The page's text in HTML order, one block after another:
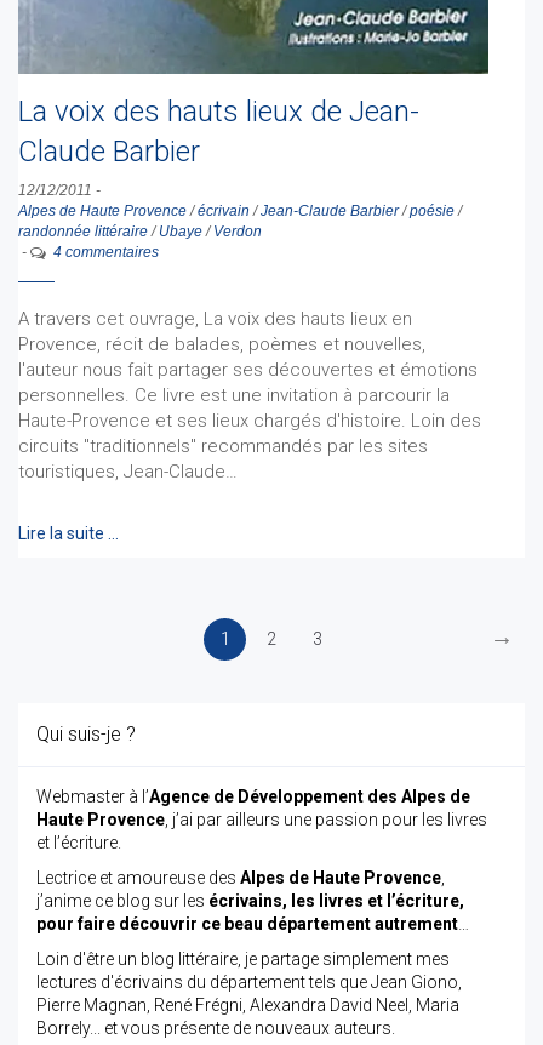
La voix des hauts lieux de Jean-
Claude Barbier
12/12/2011 -
Alpes de Haute Provence/écrivain /Jean-Claude Barbier/poésie/
randonnée littéraire/ Ubaye/ Verdon
-
4 commentaires
A travers cet ouvrage, La voix des hauts lieux en
Provence, récit de balades, poèmes et nouvelles,
l'auteur nous fait partager ses découvertes et émotions
personnelles. Ce livre est une invitation à parcourir la
Haute-Provence et ses lieux chargés d'histoire. Loin des
circuits "traditionnels" recommandés par les sites
touristiques, Jean-Claude…
Lire la suite …
1 2 3 →
Qui suis-je ?
Webmaster à l’Agence de Développement des Alpes de
Haute Provence , j’ai par ailleurs une passion pour les livres
et l’écriture.
Lectrice et amoureuse des Alpes de Haute Provence
j’anime ce blog sur les écrivains, les livres et l’écriture,
pour faire découvrir ce beau département autrement
Loin d'être un blog littéraire, je partage simplement mes
lectures d'écrivains du département tels que Jean Giono,
Pierre Magnan, René Frégni, Alexandra David Neel, Maria
Borrely... et vous présente de nouveaux auteurs.